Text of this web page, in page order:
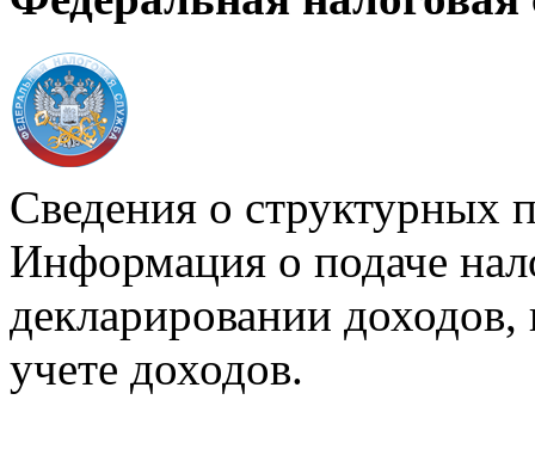
Сведения о структурных
Информация о подаче
декларировании доходов,
учете доходов.